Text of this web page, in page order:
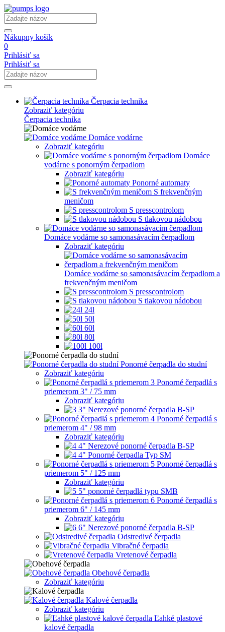
Nákupny košík
0
Prihlásiť sa
Prihlásiť sa
Čerpacia technika
Zobraziť kategóriu
Čerpacia technika
Domáce vodárne
Zobraziť kategóriu
Domáce
vodárne s ponorným čerpadlom
Zobraziť kategóriu
Ponorné automaty
S frekvenčným
meničom
S presscontrolom
S tlakovou nádobou
Domáce vodárne so samonasávacím čerpadlom
Zobraziť kategóriu
Domáce vodárne so samonasávacím čerpadlom a
frekvenčným meničom
S presscontrolom
S tlakovou nádobou
24l
50l
60l
80l
100l
Ponorné čerpadla do studní
Zobraziť kategóriu
Ponorné čerpadlá s
priemerom 3" / 75 mm
Zobraziť kategóriu
3" Nerezové ponorné čerpadla B-SP
Ponorné čerpadlá s
priemerom 4" / 98 mm
Zobraziť kategóriu
4" Nerezové ponorné čerpadla B-SP
4" Ponorné čerpadla Typ SM
Ponorné čerpadlá s
priemerom 5" / 125 mm
Zobraziť kategóriu
5" ponorné čerpadlá typu SMB
Ponorné čerpadlá s
priemerom 6" / 145 mm
Zobraziť kategóriu
6" Nerezové ponorné čerpadla B-SP
Odstredivé čerpadla
Vibračné čerpadla
Vretenové čerpadla
Obehové čerpadla
Zobraziť kategóriu
Kalové čerpadla
Zobraziť kategóriu
Ľahké plastové
kalové čerpadla